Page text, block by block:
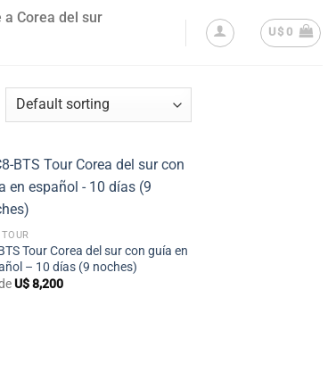
a Corea del sur
U$0
+
Tour Corea del sur con guía en
– 10 días (9 noches)
U$8,200